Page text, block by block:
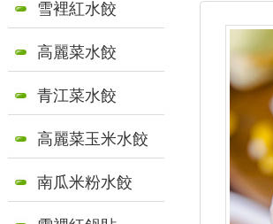
雪裡紅水餃
高麗菜水餃
青江菜水餃
高麗菜玉米水餃
南瓜米粉水餃